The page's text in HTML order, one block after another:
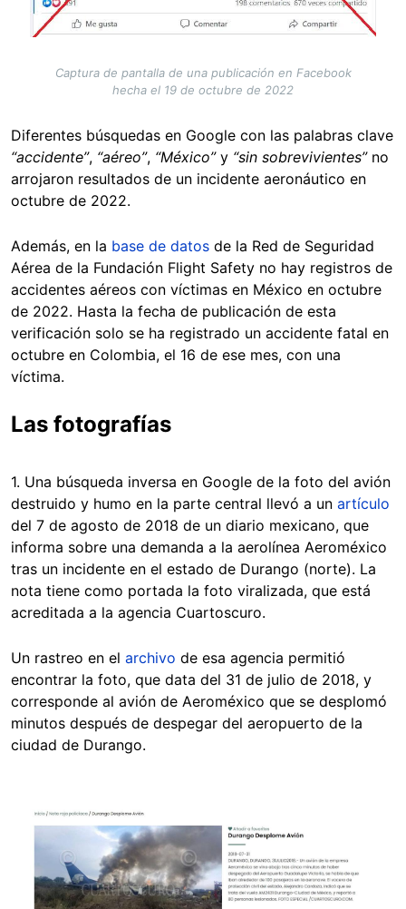
Captura de pantalla de una publicación en Facebook
hecha el 19 de octubre de 2022
Diferentes búsquedas en Google con las palabras clave
“accidente”, “aéreo”, “México”y “sin sobrevivientes”no
arrojaron resultados de un incidente aeronáutico en
octubre de 2022.
Además, en la base de datos de la Red de Seguridad
Aérea de la Fundación Flight Safety no hay registros de
accidentes aéreos con víctimas en México en octubre
de 2022. Hasta la fecha de publicación de esta
verificación solo se ha registrado un accidente fatal en
octubre en Colombia, el 16 de ese mes, con una
víctima.
Las fotografías
1. Una búsqueda inversa en Google de la foto del avión
destruido y humo en la parte central llevó a un artículo
del 7 de agosto de 2018 de un diario mexicano, que
informa sobre una demanda a la aerolínea Aeroméxico
tras un incidente en el estado de Durango (norte). La
nota tiene como portada la foto viralizada, que está
acreditada a la agencia Cuartoscuro.
Un rastreo en el archivo de esa agencia permitió
encontrar la foto, que data del 31 de julio de 2018, y
corresponde al avión de Aeroméxico que se desplomó
minutos después de despegar del aeropuerto de la
ciudad de Durango.
Image